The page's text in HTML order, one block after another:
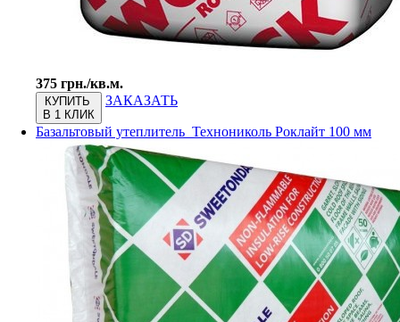
375 грн./кв.м.
КУПИТЬ
В 1 КЛИК
ЗАКАЗАТЬ
Базальтовый утеплитель Технониколь Роклайт 100 мм